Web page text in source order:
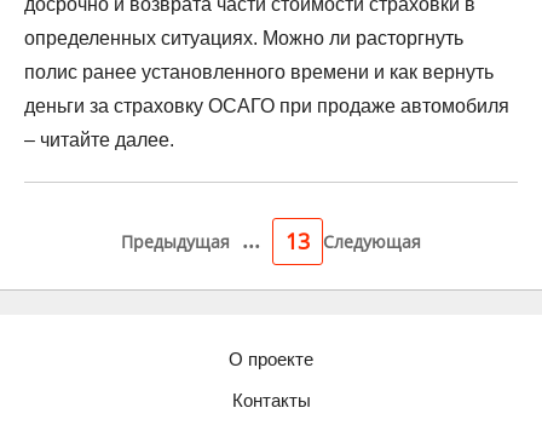
досрочно и возврата части стоимости страховки в
определенных ситуациях. Можно ли расторгнуть
полис ранее установленного времени и как вернуть
деньги за страховку ОСАГО при продаже автомобиля
– читайте далее.
Предыдущая ... 13 Следующая
О проекте
Контакты